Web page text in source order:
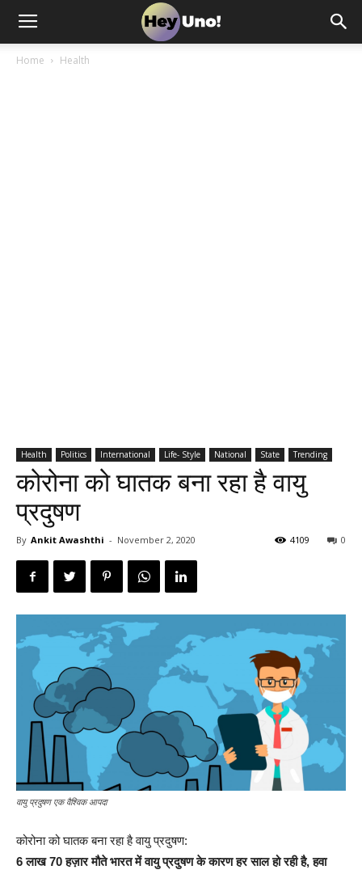
Home Health
Health Politics International Life- Style National State Trending
कोरोना को घातक बना रहा है वायु
प्रदुषण
By Ankit Awashthi - November 2, 2020 0
4109
वायु प्रदुषण एक वैश्विक आपदा
कोरोना को घातक बना रहा है वायु प्रदुषण:
6 लाख 70 हज़ार मौते भारत में वायु प्रदुषण के कारण हर साल हो रही है, हवा